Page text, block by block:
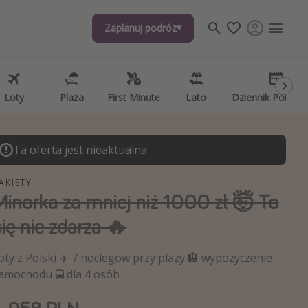
Zaplanuj podróż
Loty Plaża First Minute Lato Dziennik
ciekawostki, porady podróżnicze
aplikacje podróżnicze
Ta oferta jest nieaktualna.
za mniej niż 1000 zł 🤯 To
nie zdarza 🔥
z Polski ✈️ 7 noclegów przy plaży 🏨 wypożyczenie
🚍 dla 4 osób